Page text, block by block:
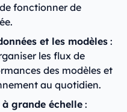
fonctionner de
et les modèles :
les flux de
des modèles et
au quotidien.
grande échelle :